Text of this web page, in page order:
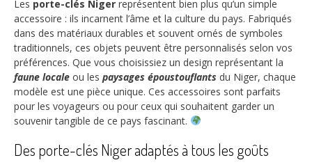
Les porte-clés Niger représentent bien plus qu’un simple
accessoire : ils incarnent l’âme et la culture du pays. Fabriqués
dans des matériaux durables et souvent ornés de symboles
traditionnels, ces objets peuvent être personnalisés selon vos
préférences. Que vous choisissiez un design représentant la
faune locale ou les paysages époustouflants du Niger, chaque
modèle est une pièce unique. Ces accessoires sont parfaits
pour les voyageurs ou pour ceux qui souhaitent garder un
souvenir tangible de ce pays fascinant.
Des porte-clés Niger adaptés à tous les goûts